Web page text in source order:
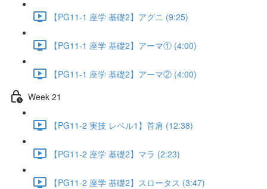
【PG11-1 座学 基礎2】アグニ (9:25)
【PG11-1 座学 基礎2】アーマ① (4:00)
【PG11-1 座学 基礎2】アーマ② (4:00)
Week 21
【PG11-2 実技 レベル1】首肩 (12:38)
【PG11-2 座学 基礎2】マラ (2:23)
【PG11-2 座学 基礎2】スロータス (3:47)